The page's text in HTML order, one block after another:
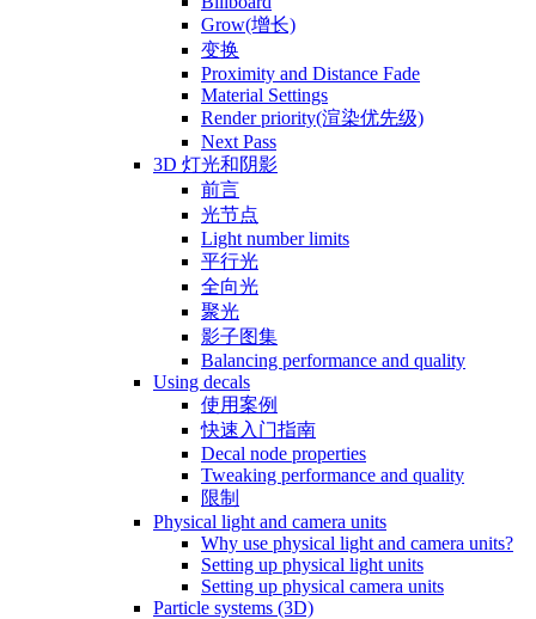
Grow(增长)
变换
Proximity and Distance Fade
Material Settings
Render priority(渲染优先级)
Next Pass
3D 灯光和阴影
前言
光节点
Light number limits
平行光
全向光
聚光
影子图集
Balancing performance and quality
Using decals
使用案例
快速入门指南
Decal node properties
Tweaking performance and quality
限制
Physical light and camera units
Why use physical light and camera units?
Setting up physical light units
Setting up physical camera units
Particle systems (3D)